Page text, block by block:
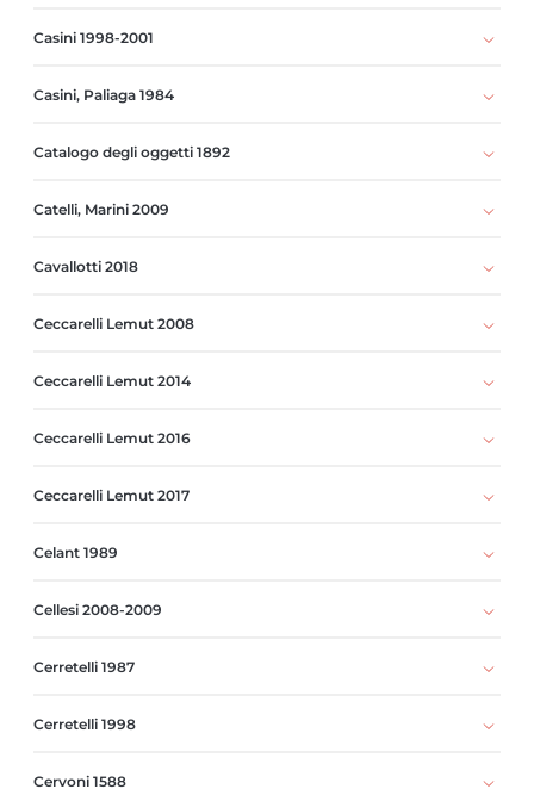
Casini 1998-2001
Casini, Paliaga 1984
Catalogo degli oggetti 1892
Catelli, Marini 2009
Cavallotti 2018
Ceccarelli Lemut 2008
Ceccarelli Lemut 2014
Ceccarelli Lemut 2016
Ceccarelli Lemut 2017
Celant 1989
Cellesi 2008-2009
Cerretelli 1987
Cerretelli 1998
Cervoni 1588